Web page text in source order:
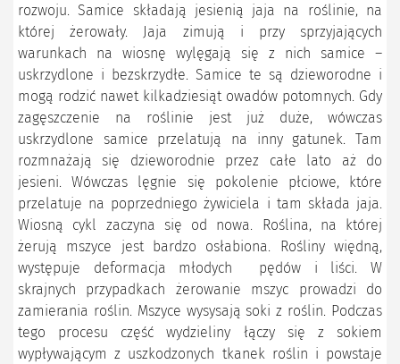
rozwoju. Samice składają jesienią jaja na roślinie, na
której żerowały. Jaja zimują i przy sprzyjających
warunkach na wiosnę wylęgają się z nich samice –
uskrzydlone i bezskrzydłe. Samice te są dzieworodne i
mogą rodzić nawet kilkadziesiąt owadów potomnych. Gdy
zagęszczenie na roślinie jest już duże, wówczas
uskrzydlone samice przelatują na inny gatunek. Tam
rozmnażają się dzieworodnie przez całe lato aż do
jesieni. Wówczas lęgnie się pokolenie płciowe, które
przelatuje na poprzedniego żywiciela i tam składa jaja.
Wiosną cykl zaczyna się od nowa. Roślina, na której
żerują mszyce jest bardzo osłabiona. Rośliny więdną,
występuje deformacja młodych pędów i liści. W
skrajnych przypadkach żerowanie mszyc prowadzi do
zamierania roślin. Mszyce wysysają soki z roślin. Podczas
tego procesu część wydzieliny łączy się z sokiem
wypływającym z uszkodzonych tkanek roślin i powstaje